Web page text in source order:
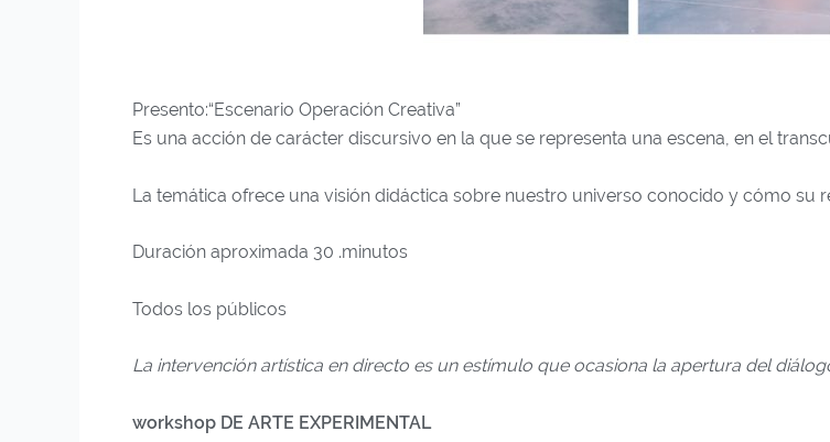
Presento:“Escenario Operación Creativa”
Es una acción de carácter discursivo en la que se representa una escena, en el
La temática ofrece una visión didáctica sobre nuestro universo conocido y cómo su
Duración aproximada 30 .minutos
Todos los públicos
La intervención artística en directo es un estímulo que ocasiona la apertura del
workshop DE ARTE EXPERIMENTAL